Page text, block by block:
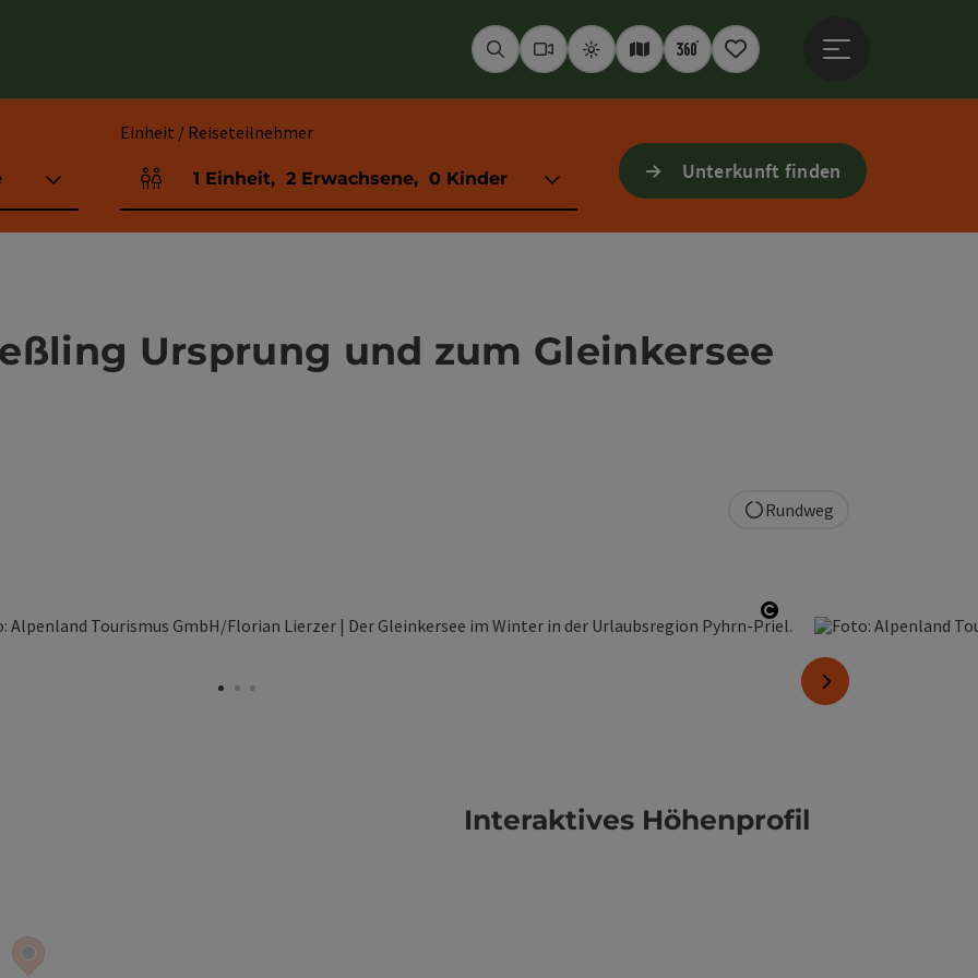
SuchenWebcams
WetterInteraktive Karte
360° Panoramen
Merkzettel
Einheit / Reiseteilnehmer
Einheitenanzahl und Personenfelder
1 Einheit, 2 Erwachsene, 0 Kinder Unterkunft finden
Ursprung und zum Gleinkersee
Copyright öffnen
nächstes Element
Rundweg
Interaktives Höhenprofil